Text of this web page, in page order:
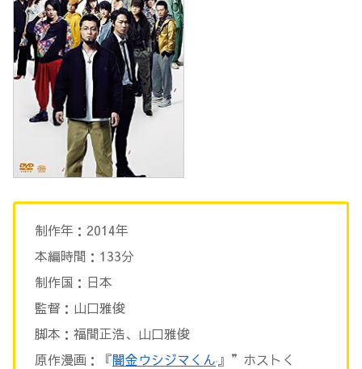
制作年：2014年
本編時間：133分
制作国：日本
監督：山口雅俊
脚本：福間正浩、山口雅俊
原作漫画：『闇金ウシジマくん 』”ホストく